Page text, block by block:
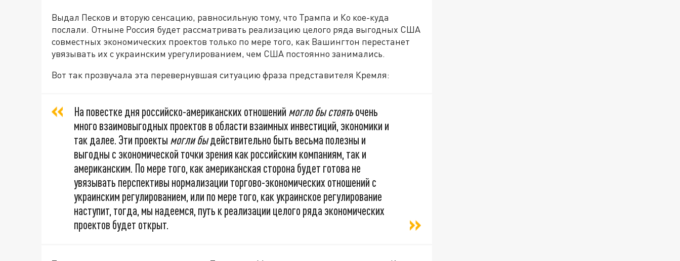
Выдал Песков и вторую сенсацию, равносильную тому, что Трампа и Ко кое-куда
послали. Отныне Россия будет рассматривать реализацию целого ряда выгодных США
совместных экономических проектов только по мере того, как Вашингтон перестанет
увязывать их с украинским урегулированием, чем США постоянно занимались.
Вот так прозвучала эта перевернувшая ситуацию фраза представителя Кремля:
На повестке дня российско-американских отношений могло бы стоятьочень
много взаимовыгодных проектов в области взаимных инвестиций, экономики и
так далее. Эти проекты могли быдействительно быть весьма полезны и
выгодны с экономической точки зрения как российским компаниям, так и
американским. По мере того, как американская сторона будет готова не
увязывать перспективы нормализации торгово-экономических отношений с
украинским регулированием, или по мере того, как украинское регулирование
наступит, тогда, мы надеемся, путь к реализации целого ряда экономических
проектов будет открыт.